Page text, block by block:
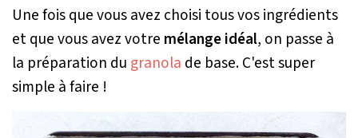
Une fois que vous avez choisi tous vos ingrédients
et que vous avez votre mélange idéal, on passe à
la préparation du granola de base. C'est super
simple à faire !